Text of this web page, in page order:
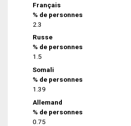
Français
% de personnes
2.3
Russe
% de personnes
1.5
Somali
% de personnes
1.39
Allemand
% de personnes
0.75